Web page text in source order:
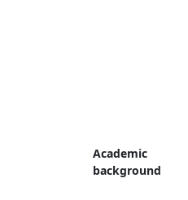
Academic
background